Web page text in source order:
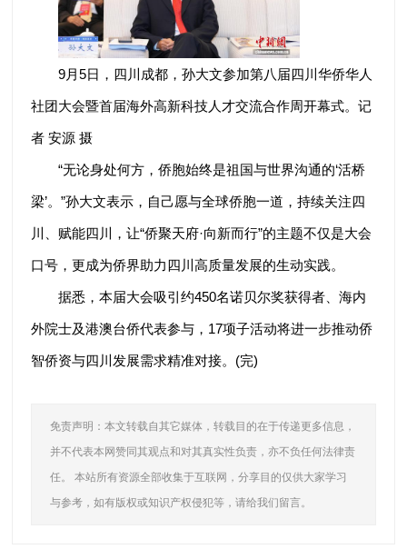
9月5日，四川成都，孙大文参加第八届四川华侨华人
社团大会暨首届海外高新科技人才交流合作周开幕式。记
者 安源 摄
“无论身处何方，侨胞始终是祖国与世界沟通的‘活桥
梁’。”孙大文表示，自己愿与全球侨胞一道，持续关注四
川、赋能四川，让“侨聚天府·向新而行”的主题不仅是大会
口号，更成为侨界助力四川高质量发展的生动实践。
据悉，本届大会吸引约450名诺贝尔奖获得者、海内
外院士及港澳台侨代表参与，17项子活动将进一步推动侨
智侨资与四川发展需求精准对接。(完)
免责声明：本文转载自其它媒体，转载目的在于传递更多信息，
并不代表本网赞同其观点和对其真实性负责，亦不负任何法律责
任。 本站所有资源全部收集于互联网，分享目的仅供大家学习
与参考，如有版权或知识产权侵犯等，请给我们留言。